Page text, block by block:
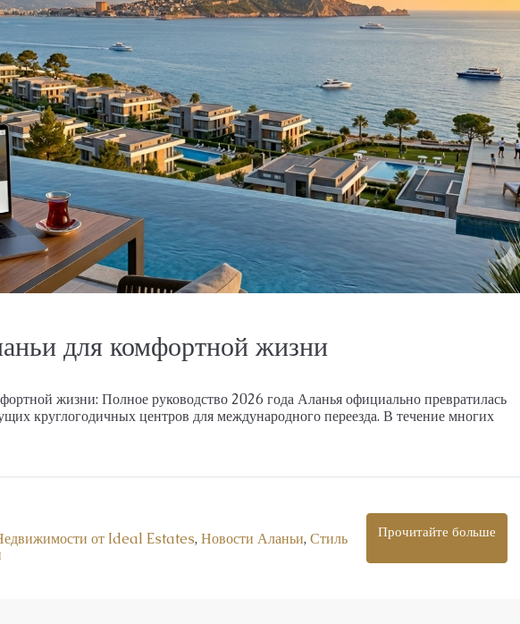
для комфортной жизни
жизни: Полное руководство 2026 года Аланья официально превратилась
круглогодичных центров для международного переезда. В течение многих
от Ideal Estates, Новости Аланьи, Стиль
Прочитайте больше
в Кестеле
Кестель